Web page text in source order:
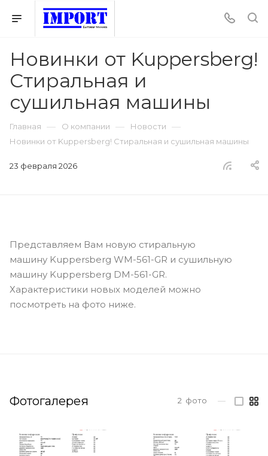
Новинки от Kuppersberg!
Стиральная и
сушильная машины
Главная — О компании — Новости —
Новинки от Kuppersberg! Стиральная и сушильная машины
23 февраля 2026
Представляем Вам новую стиральную
машину Kuppersberg WM-561-GR и сушильную
машину Kuppersberg DM-561-GR.
Характеристики новых моделей можно
посмотреть на фото ниже.
Фотогалерея 2 фото —